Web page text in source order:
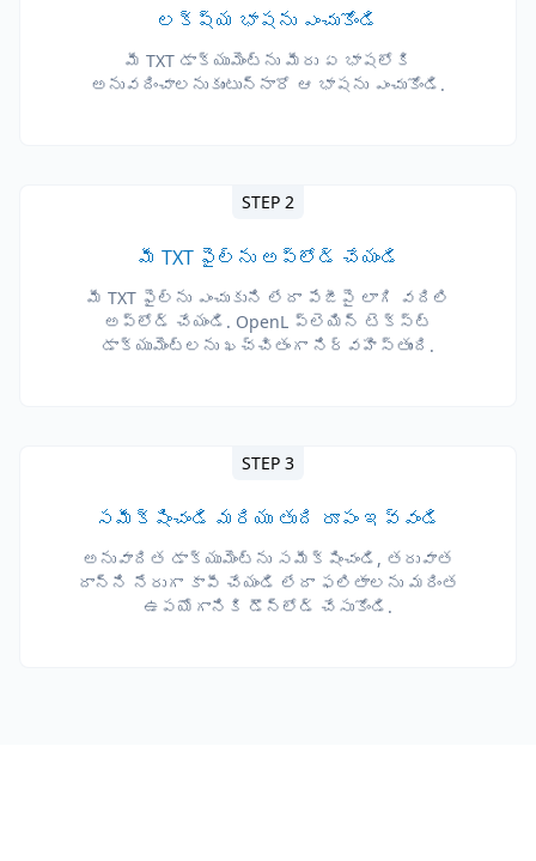
లక్ష్య భాషను ఎంచుకోండి
మీ TXT డాక్యుమెంట్‌ను మీరు ఏ భాషలోకి
అనువదించాలనుకుంటున్నారో ఆ భాషను ఎంచుకోండి.
STEP 2
మీ TXT ఫైల్‌ను అప్‌లోడ్ చేయండి
మీ TXT ఫైల్‌ను ఎంచుకుని లేదా పేజీపై లాగి వదిలి
అప్‌లోడ్ చేయండి. OpenL ప్లెయిన్ టెక్స్ట్
డాక్యుమెంట్లను ఖచ్చితంగా నిర్వహిస్తుంది.
STEP 3
సమీక్షించండి మరియు తుది రూపం ఇవ్వండి
అనువాదిత డాక్యుమెంట్‌ను సమీక్షించండి, తరువాత
దాన్ని నేరుగా కాపీ చేయండి లేదా ఫలితాలను మరింత
ఉపయోగానికి డౌన్‌లోడ్ చేసుకోండి.